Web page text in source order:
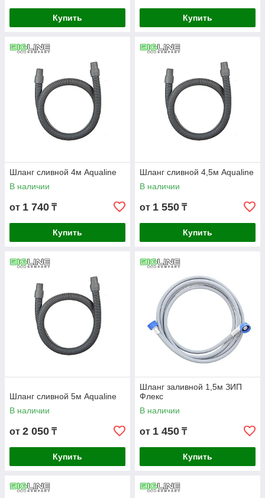
Купить Купить
Шланг сливной 4м Aqualine
В наличии
от 1 740 ₸
Купить
Шланг сливной 4,5м Aqualine
В наличии
от 1 550 ₸
Купить
Шланг сливной 5м Aqualine
В наличии
от 2 050 ₸
Купить
Шланг заливной 1,5м ЗИП
Флекс
В наличии
от 1 450 ₸
Купить